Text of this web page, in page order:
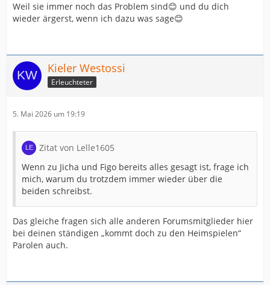
Weil sie immer noch das Problem sind😊 und du dich
wieder ärgerst, wenn ich dazu was sage😊
Kieler Westossi
Erleuchteter
5. Mai 2026 um 19:19
Zitat von Lelle1605
Wenn zu Jicha und Figo bereits alles gesagt ist, frage ich
mich, warum du trotzdem immer wieder über die
beiden schreibst.
Das gleiche fragen sich alle anderen Forumsmitglieder hier
bei deinen ständigen „kommt doch zu den Heimspielen“
Parolen auch.